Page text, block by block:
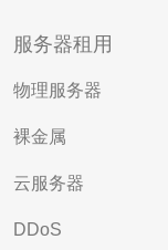
服务器租用
物理服务器
裸金属
云服务器
DDoS